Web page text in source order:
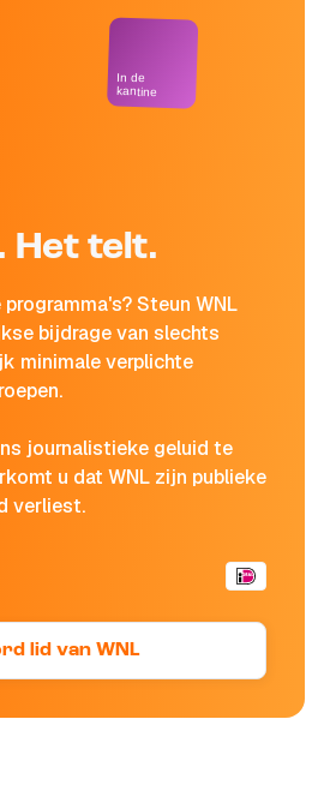
Het telt.
Steun WNL
bijdrage van slechts
minimale verplichte
journalistieke geluid te
u dat WNL zijn publieke
verliest.
lid van WNL
In de
kantine